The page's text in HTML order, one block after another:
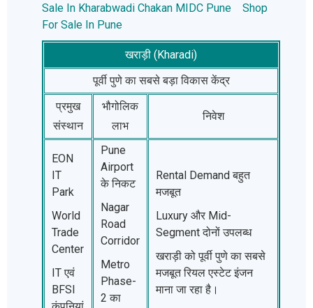
Sale In Kharabwadi Chakan MIDC Pune
Shop
For Sale In Pune
खराड़ी (Kharadi)
पूर्वी पुणे का सबसे बड़ा विकास केंद्र
प्रमुख
संस्थान
भौगोलिक
लाभ
निवेश
EON
IT
Park
World
Trade
Center
IT एवं
BFSI
Pune
Airport
के निकट
Nagar
Road
Corridor
Metro
Phase-
2 का
Rental Demand बहुत
मजबूत
Luxury और Mid-
Segment दोनों उपलब्ध
खराड़ी को पूर्वी पुणे का सबसे
मजबूत रियल एस्टेट इंजन
माना जा रहा है।